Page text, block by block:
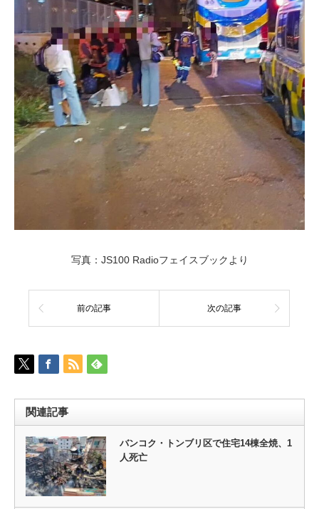
写真：JS100 Radioフェイスブックより
前の記事 次の記事
関連記事
バンコク・トンブリ区で住宅14棟全焼、1
人死亡